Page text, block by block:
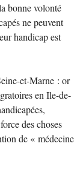
bonne volonté
ne peuvent
handicap est
et-Marne : or
en Ile-de-
des choses
de « médecine